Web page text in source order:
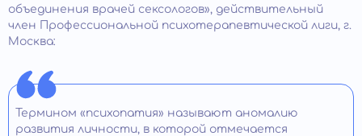
объединения врачей сексологов», действительный
член Профессиональной психотерапевтической лиги, г.
Москва:
Термином «психопатия» называют аномалию
развития личности, в которой отмечается